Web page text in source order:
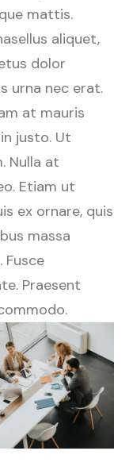
mattis.
aliquet,
dolor
urna nec erat.
at mauris
justo. Ut
Nulla at
Etiam ut
ex ornare, quis
massa
Fusce
Praesent